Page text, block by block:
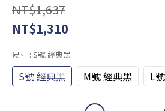
NT$1,637
NT$1,310
尺寸 : S號 經典黑
S號 經典黑 M號 經典黑 L